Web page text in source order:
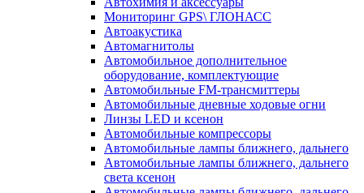
Мониторинг GPS\ ГЛОНАСС
Автоакустика
Автомагнитолы
Автомобильное дополнительное
оборудование, комплектующие
Автомобильные FM-трансмиттеры
Автомобильные дневные ходовые огни
Линзы LED и ксенон
Автомобильные компрессоры
Автомобильные лампы ближнего, дальнего
Автомобильные лампы ближнего, дальнего
света ксенон